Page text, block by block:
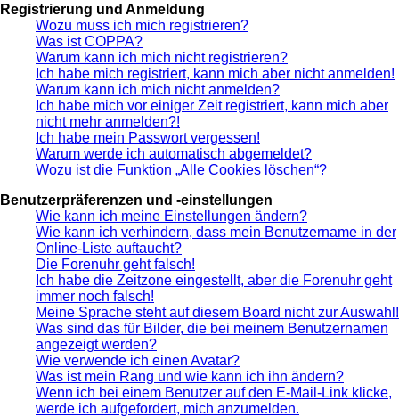
Registrierung und Anmeldung
Wozu muss ich mich registrieren?
Was ist COPPA?
Warum kann ich mich nicht registrieren?
Ich habe mich registriert, kann mich aber nicht anmelden!
Warum kann ich mich nicht anmelden?
Ich habe mich vor einiger Zeit registriert, kann mich aber
nicht mehr anmelden?!
Ich habe mein Passwort vergessen!
Warum werde ich automatisch abgemeldet?
Wozu ist die Funktion „Alle Cookies löschen“?
Benutzerpräferenzen und -einstellungen
Wie kann ich meine Einstellungen ändern?
Wie kann ich verhindern, dass mein Benutzername in der
Online-Liste auftaucht?
Die Forenuhr geht falsch!
Ich habe die Zeitzone eingestellt, aber die Forenuhr geht
immer noch falsch!
Meine Sprache steht auf diesem Board nicht zur Auswahl!
Was sind das für Bilder, die bei meinem Benutzernamen
angezeigt werden?
Wie verwende ich einen Avatar?
Was ist mein Rang und wie kann ich ihn ändern?
Wenn ich bei einem Benutzer auf den E-Mail-Link klicke,
werde ich aufgefordert, mich anzumelden.